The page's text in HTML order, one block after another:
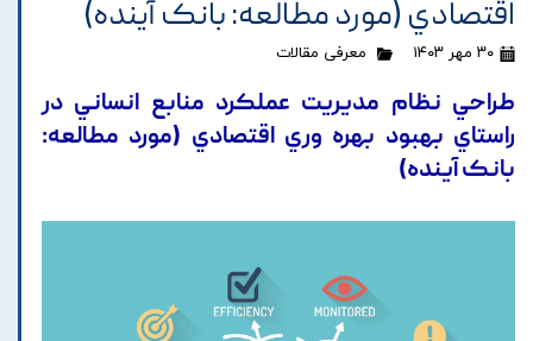
اقتصادي (مورد مطالعه: بانک آينده)
۳۰ مهر ۱۴۰۳ معرفی مقالات
طراحي نظام مديريت عملکرد منابع انساني در
راستاي بهبود بهره وري اقتصادي (مورد مطالعه:
بانک آينده)